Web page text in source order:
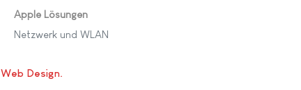
Apple Lösungen
Netzwerk und WLAN
Web Design